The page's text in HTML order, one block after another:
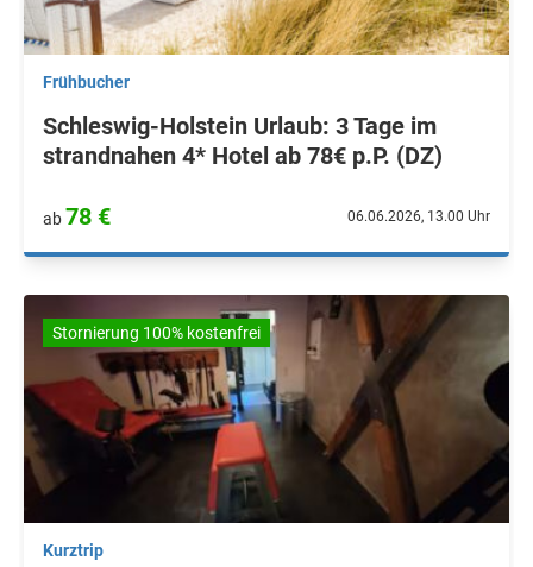
Frühbucher
Schleswig-Holstein Urlaub: 3 Tage im
strandnahen 4* Hotel ab 78€ p.P. (DZ)
ab78 € 06.06.2026, 13.00 Uhr
Stornierung 100% kostenfrei
Kurztrip